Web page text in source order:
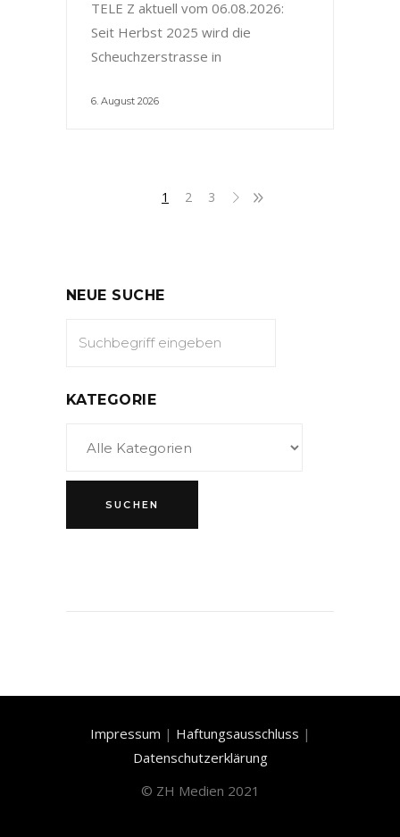
TELE Z aktuell vom 06.08.2026:
Seit Herbst 2025 wird die
Scheuchzerstrasse in
6. August 2026
1 2 3
NEUE SUCHE
KATEGORIE
Impressum | Haftungsausschluss |
Datenschutzerklärung
© ZH Medien 2021